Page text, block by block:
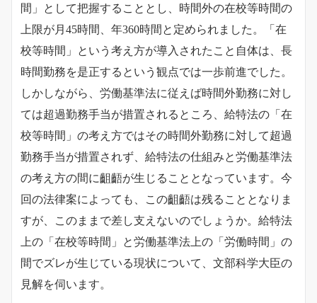
間」として把握することとし、時間外の在校等時間の
上限が月45時間、年360時間と定められました。「在
校等時間」という考え方が導入されたこと自体は、長
時間勤務を是正するという観点では一歩前進でした。
しかしながら、労働基準法に従えば時間外勤務に対し
ては超過勤務手当が措置されるところ、給特法の「在
校等時間」の考え方ではその時間外勤務に対して超過
勤務手当が措置されず、給特法の仕組みと労働基準法
の考え方の間に齟齬が生じることとなっています。 今
回の法律案によっても、この齟齬は残ることとなりま
すが、このままで差し支えないのでしょうか。給特法
上の「在校等時間」と労働基準法上の「労働時間」の
間でズレが生じている現状について、文部科学大臣の
見解を伺います。